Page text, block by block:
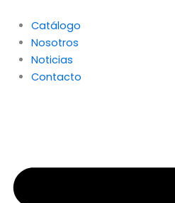
contenido
Catálogo
Nosotros
Noticias
Contacto